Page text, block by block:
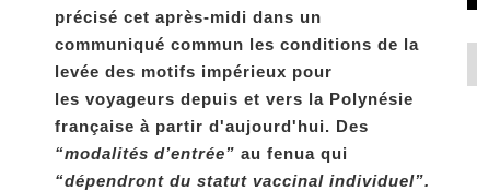
précisé cet après-midi dans un
communiqué commun les conditions de la
levée des motifs impérieux pour
les voyageurs depuis et vers la Polynésie
française à partir d'aujourd'hui. Des
“modalités d’entrée” au fenua qui
“dépendront du statut vaccinal individuel”.